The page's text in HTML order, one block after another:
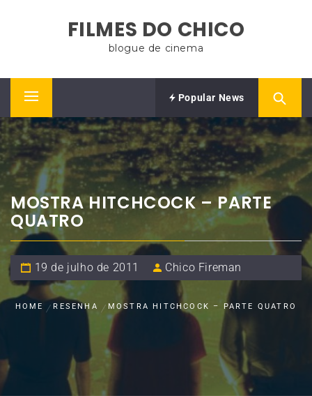
FILMES DO CHICO
blogue de cinema
Primary
Menu
Popular News
MOSTRA HITCHCOCK – PARTE
QUATRO
19 de julho de 2011 Chico Fireman
HOME RESENHA MOSTRA HITCHCOCK – PARTE QUATRO